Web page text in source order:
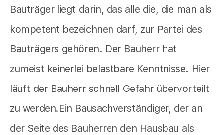
Bauträger liegt darin, das alle die, die man als
kompetent bezeichnen darf, zur Partei des
Bauträgers gehören. Der Bauherr hat
zumeist keinerlei belastbare Kenntnisse. Hier
läuft der Bauherr schnell Gefahr übervorteilt
zu werden.Ein Bausachverständiger, der an
der Seite des Bauherren den Hausbau als